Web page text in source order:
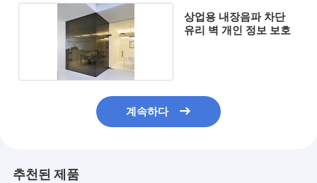
상업용 내장음파 차단
유리 벽 개인 정보 보호
계속하다
추천된 제품